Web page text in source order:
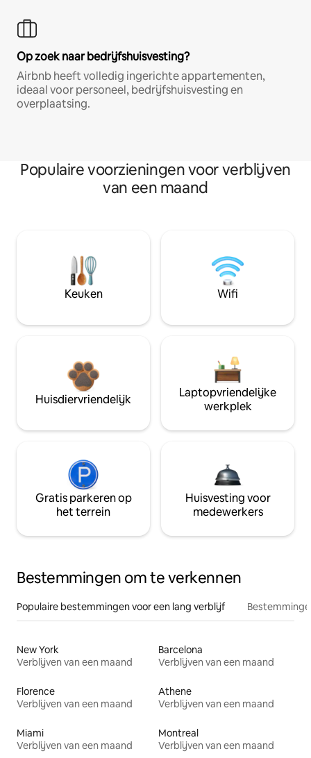
Op zoek naar bedrijfshuisvesting?
Airbnb heeft volledig ingerichte appartementen,
ideaal voor personeel, bedrijfshuisvesting en
overplaatsing.
Populaire voorzieningen voor verblijven
van een maand
Keuken Wifi
Huisdiervriendelijk
Laptopvriendelijke
werkplek
Gratis parkeren op
het terrein
Huisvesting voor
medewerkers
Bestemmingen om te verkennen
Populaire bestemmingen voor een lang verblijf
New York
Verblijven van een maand
Barcelona
Verblijven van een maand
Florence
Verblijven van een maand
Athene
Verblijven van een maand
Miami
Verblijven van een maand
Montreal
Verblijven van een maand